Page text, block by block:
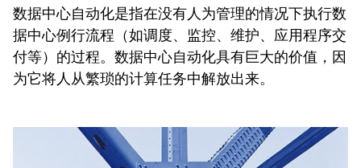
数据中心自动化是指在没有人为管理的情况下执行数
据中心例行流程（如调度、监控、维护、应用程序交
付等）的过程。数据中心自动化具有巨大的价值，因
为它将人从繁琐的计算任务中解放出来。